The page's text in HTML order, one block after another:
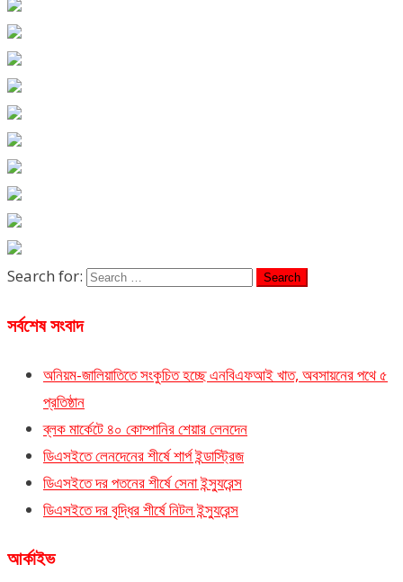
Search for:
সর্বশেষ সংবাদ
অনিয়ম-জালিয়াতিতে সংকুচিত হচ্ছে এনবিএফআই খাত, অবসায়নের পথে ৫
প্রতিষ্ঠান
ব্লক মার্কেটে ৪০ কোম্পানির শেয়ার লেনদেন
ডিএসইতে লেনদেনের শীর্ষে শার্প ইন্ডাস্ট্রিজ
ডিএসইতে দর পতনের শীর্ষে সেনা ইন্স্যুরেন্স
ডিএসইতে দর বৃদ্ধির শীর্ষে নিটল ইন্স্যুরেন্স
আর্কাইভ